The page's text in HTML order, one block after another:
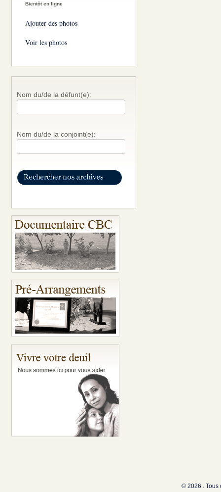
Bientôt en ligne
Ajouter des photos
Voir les photos
Nom du/de la défunt(e):
Nom du/de la conjoint(e):
© 2026 . Tous